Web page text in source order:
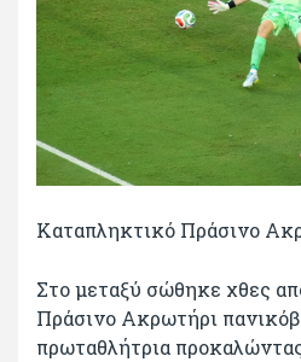
Καταπληκτικό Πράσινο
Στο μεταξύ σώθηκε χθες
Πράσινο Ακρωτήρι
πρωταθλήτρια